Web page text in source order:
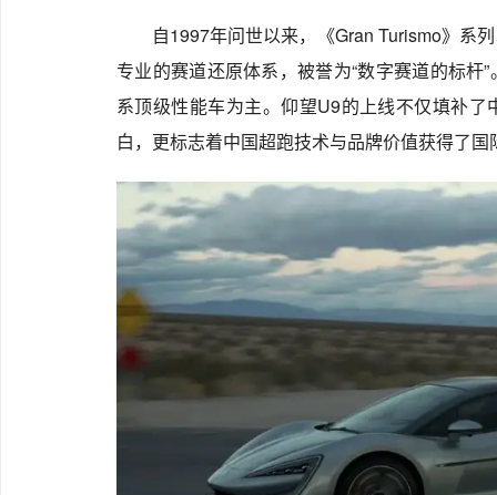
自1997年问世以来，《Gran Turismo》系
专业的赛道还原体系，被誉为“数字赛道的标杆
系顶级性能车为主。仰望U9的上线不仅填补
白，更标志着中国超跑技术与品牌价值获得了